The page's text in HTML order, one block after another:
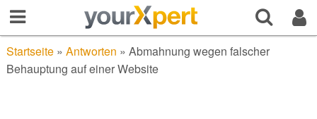
Startseite» Antworten » Abmahnung wegen falscher
Behauptung auf einer Website